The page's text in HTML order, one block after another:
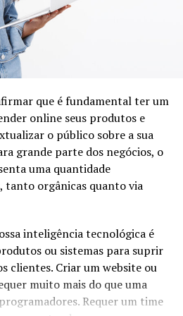
a estética feminina,
a abraçarem sua
que a beleza não deve ser
ou preconceitos”, destaca o
Marques enfatiza que a
deve ser celebrada e
da idade.
no redescobrimento do
vida através de novo livro
nacional;
no estado de defesa;
resposta à agressão armada
só acontece se o presidente
primeiro, ele deve consultar o
o Conselho da Defesa. Uma vez
dois conselhos é apenas
encaminhar pedido de
Nacional.
ser implantado no Brasil caso
Nacional.
ser implantado no Brasil caso
Nacional.
reunir-se em até cinco dias
pedido. Para ser aprovado,
que é fundamental ter um
online seus produtos e
o público sobre a sua
grande parte dos negócios, o
uma quantidade
tanto orgânicas quanto via
inteligência tecnológica é
ou sistemas para suprir
clientes. Criar um website ou
muito mais do que uma
Requer um time